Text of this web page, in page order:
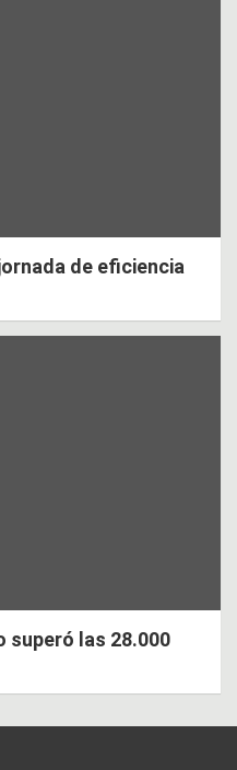
de eficiencia
superó las 28.000